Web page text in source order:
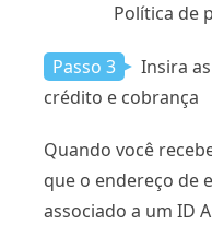
Política de
Passo 3
Insira
crédito e cobrança
Quando você
que o endereço de
associado a um ID